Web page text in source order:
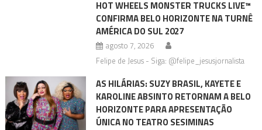
HOT WHEELS MONSTER TRUCKS LIVE™
CONFIRMA BELO HORIZONTE NA TURNÊ
AMÉRICA DO SUL 2027
agosto 7, 2026
Felipe de Jesus - Siga: @felipe_jesusjornalista
AS HILÁRIAS: SUZY BRASIL, KAYETE E
KAROLINE ABSINTO RETORNAM A BELO
HORIZONTE PARA APRESENTAÇÃO
ÚNICA NO TEATRO SESIMINAS